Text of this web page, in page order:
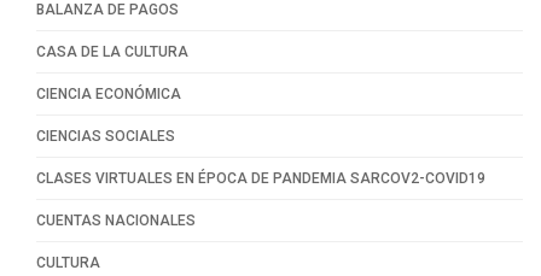
BALANZA DE PAGOS
CASA DE LA CULTURA
CIENCIA ECONÓMICA
CIENCIAS SOCIALES
CLASES VIRTUALES EN ÉPOCA DE PANDEMIA SARCOV2-COVID19
CUENTAS NACIONALES
CULTURA